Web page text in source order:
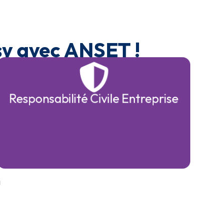
avec ANSET !
Responsabilité Civile Entreprise